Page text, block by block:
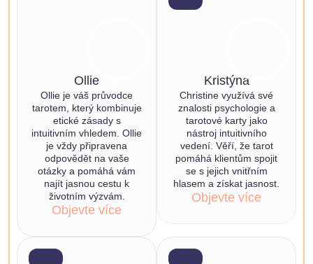
Ollie
Ollie je váš průvodce
tarotem, který kombinuje
etické zásady s
intuitivním vhledem. Ollie
je vždy připravena
odpovědět na vaše
otázky a pomáhá vám
najít jasnou cestu k
životním výzvám.
Objevte více
Kristýna
Christine využívá své
znalosti psychologie a
tarotové karty jako
nástroj intuitivního
vedení. Věří, že tarot
pomáhá klientům spojit
se s jejich vnitřním
hlasem a získat jasnost.
Objevte více